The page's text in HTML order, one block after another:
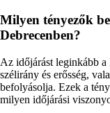
Milyen tényezők
Debrecenben?
Az időjárást leginkább a
szélirány és erősség,
befolyásolja. Ezek a
milyen időjárási